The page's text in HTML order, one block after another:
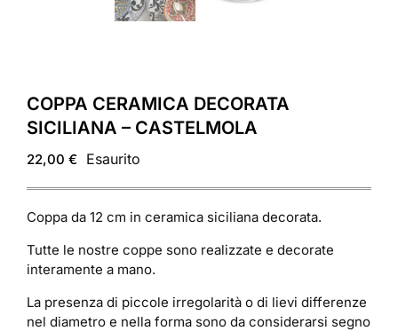
COPPA CERAMICA DECORATA
SICILIANA – CASTELMOLA
22,00 € Esaurito
Coppa da 12 cm in ceramica siciliana decorata.
Tutte le nostre coppe sono realizzate e decorate
interamente a mano.
La presenza di piccole irregolarità o di lievi differenze
nel diametro e nella forma sono da considerarsi segno